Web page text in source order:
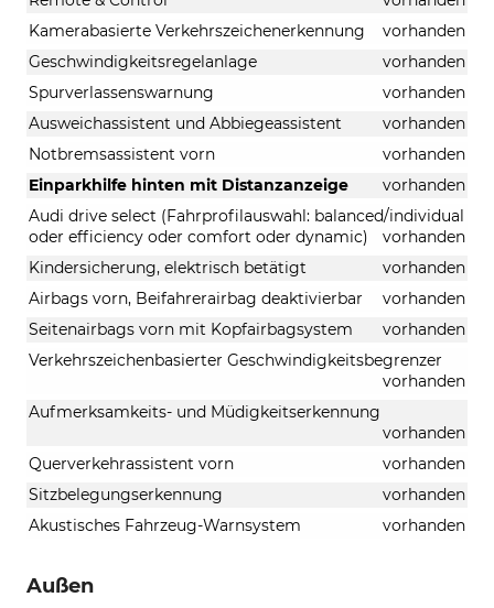
Kamerabasierte Verkehrszeichenerkennung
vorhanden
Geschwindigkeitsregelanlage
vorhanden
Spurverlassenswarnung
vorhanden
Ausweichassistent und Abbiegeassistent
vorhanden
Notbremsassistent vorn
vorhanden
Einparkhilfe hinten mit Distanzanzeige
vorhanden
Audi drive select (Fahrprofilauswahl: balanced/individual
oder efficiency oder comfort oder dynamic)
vorhanden
Kindersicherung, elektrisch betätigt
vorhanden
Airbags vorn, Beifahrerairbag deaktivierbar
vorhanden
Seitenairbags vorn mit Kopfairbagsystem
vorhanden
Verkehrszeichenbasierter Geschwindigkeitsbegrenzer
vorhanden
Aufmerksamkeits- und Müdigkeitserkennung
vorhanden
Querverkehrassistent vorn
vorhanden
Sitzbelegungserkennung
vorhanden
Akustisches Fahrzeug-Warnsystem
vorhanden
Außen